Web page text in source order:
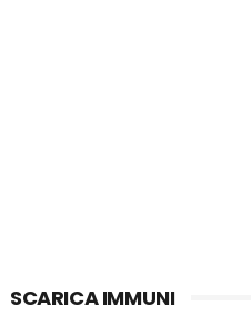
SCARICA IMMUNI